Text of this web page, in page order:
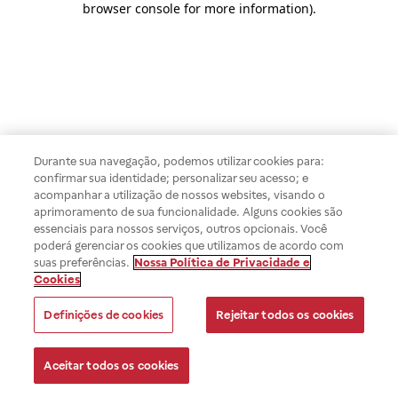
browser console for more information).
Durante sua navegação, podemos utilizar cookies para:
confirmar sua identidade; personalizar seu acesso; e
acompanhar a utilização de nossos websites, visando o
aprimoramento de sua funcionalidade. Alguns cookies são
essenciais para nossos serviços, outros opcionais. Você
poderá gerenciar os cookies que utilizamos de acordo com
suas preferências. Nossa Política de Privacidade e
Cookies
Definições de cookies Rejeitar todos os cookies
Aceitar todos os cookies